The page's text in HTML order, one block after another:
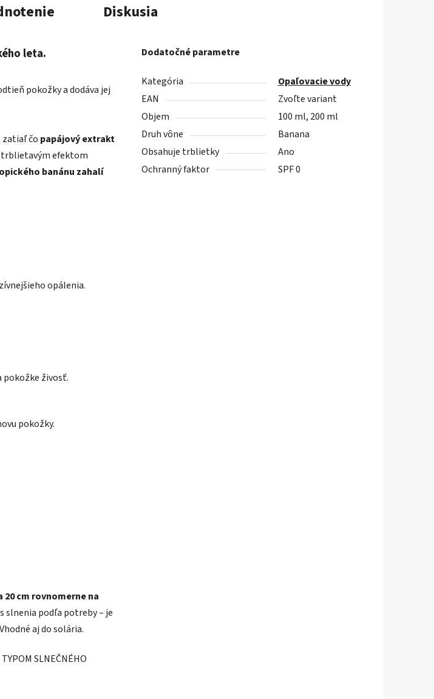
Diskusia
leta.
pokožky a dodáva jej
zatiaľ čo papájový extrakt
trblietavým efektom
banánu zahalí
opálenia.
pokožke živosť.
pokožky.
cm rovnomerne na
slnenia podľa potreby – je
aj do solária.
SLNEČNÉHO
Dodatočné parametre
Kategória
Opaľovacie vody
EAN
Zvoľte variant
Objem
100 ml, 200 ml
Druh vône
Banana
Obsahuje trblietky
Ano
Ochranný faktor
SPF 0